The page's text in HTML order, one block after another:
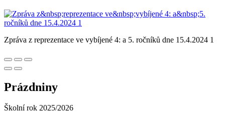
Zpráva z reprezentace ve vybíjené 4: a 5. ročníků dne 15.4.2024 1
Prázdniny
Školní rok 2025/2026